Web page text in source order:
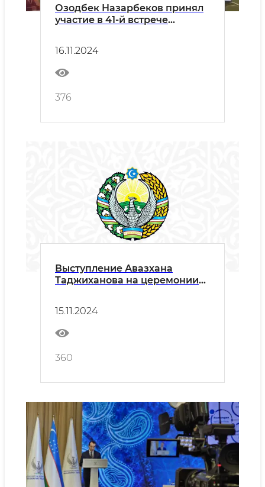
Озодбек Назарбеков принял
участие в 41-й встрече
16.11.2024
376
Выступление Авазхана
Таджиханова на церемонии
программы «Самарканд –
культурная столица
Содружества-2024»
15.11.2024
360